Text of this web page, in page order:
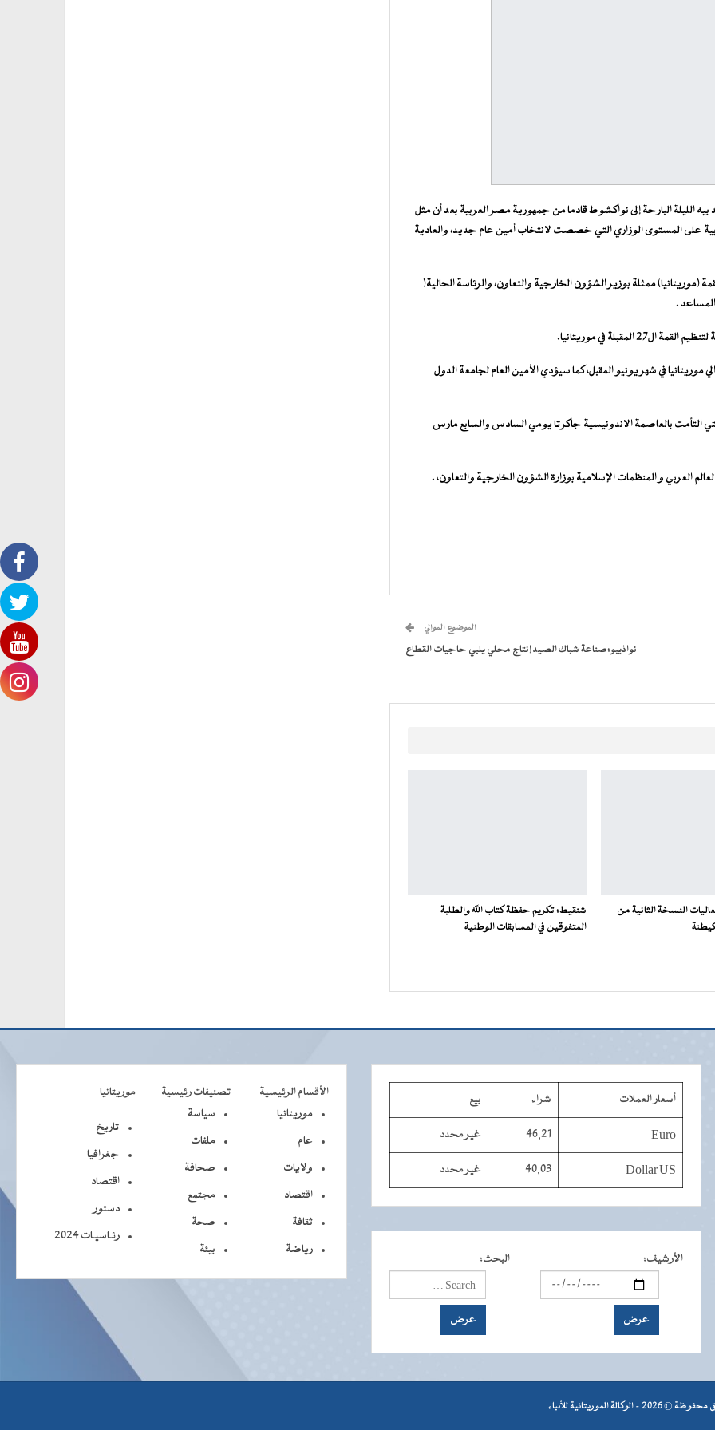
الليلة البارحة إلى نواكشوط قادما من جمهورية مصر العربية بعد أن مثل
على المستوى الوزاري التي خصصت لانتخاب أمين عام جديد، والعادية
(موريتانيا) ممثلة بوزير الشؤون الخارجية والتعاون، والرئاسة الحالية(
المساعد .
في موريتانيا.
موريتانيا في شهر يونيو المقبل، كما سيؤدي الأمين العام لجامعة الدول
التأمت بالعاصمة الاندونيسية جاكرتا يومي السادس والسابع مارس
العربي و المنظمات الإسلامية بوزارة الشؤون الخارجية والتعاون، .
الموضوع الموالي
نواذيبو:صناعة شباك الصيد إنتاج محلي يلبي حاجيات القطاع
النسخة الثانية من
شنقيط: تكريم حفظة كتاب الله والطلبة
المتفوقين في المسابقات الوطنية
أسعار العملات شراء بيع
Euro
46,21 غير محدد
Dollar US
40,03 غير محدد
الأرشيف: البحث:
الأقسام الرئيسية تصنيفات رئيسية
موريتانيا
موريتانيا
عام
ولايات
اقتصاد
ثقافة
رياضة
سياسة
ملفات
صحافة
مجتمع
صحة
بيئة
تاريخ
جغرافيا
اقتصاد
دستور
رئـاسيـات 2024
الموريتانية للأنباء